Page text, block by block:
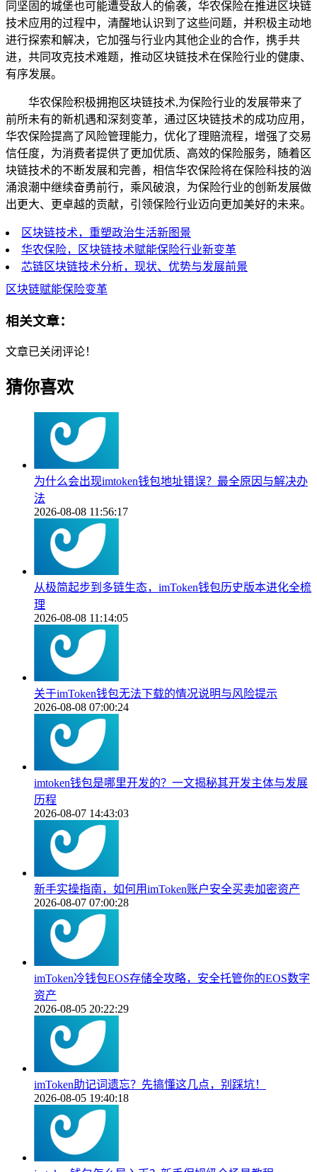
同坚固的城堡也可能遭受敌人的偷袭，华农保险在推进区块链
技术应用的过程中，清醒地认识到了这些问题，并积极主动地
进行探索和解决，它加强与行业内其他企业的合作，携手共
进，共同攻克技术难题，推动区块链技术在保险行业的健康、
有序发展。
华农保险积极拥抱区块链技术,为保险行业的发展带来了
前所未有的新机遇和深刻变革，通过区块链技术的成功应用，
华农保险提高了风险管理能力，优化了理赔流程，增强了交易
信任度，为消费者提供了更加优质、高效的保险服务，随着区
块链技术的不断发展和完善，相信华农保险将在保险科技的汹
涌浪潮中继续奋勇前行，乘风破浪，为保险行业的创新发展做
出更大、更卓越的贡献，引领保险行业迈向更加美好的未来。
区块链技术，重塑政治生活新图景
华农保险，区块链技术赋能保险行业新变革
芯链区块链技术分析，现状、优势与发展前景
区块链赋能保险变革
相关文章：
文章已关闭评论！
猜你喜欢
为什么会出现imtoken钱包地址错误？最全原因与解决办
法
2026-08-08 11:56:17
从极简起步到多链生态，imToken钱包历史版本进化全梳
理
2026-08-08 11:14:05
关于imToken钱包无法下载的情况说明与风险提示
2026-08-08 07:00:24
imtoken钱包是哪里开发的？一文揭秘其开发主体与发展
历程
2026-08-07 14:43:03
新手实操指南，如何用imToken账户安全买卖加密资产
2026-08-07 07:00:28
imToken冷钱包EOS存储全攻略，安全托管你的EOS数字
资产
2026-08-05 20:22:29
imToken助记词遗忘？先搞懂这几点，别踩坑！
2026-08-05 19:40:18